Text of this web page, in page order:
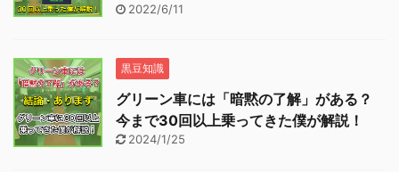
2022/6/11
黒豆知識
グリーン車には「暗黙の了解」がある？
今まで30回以上乗ってきた僕が解説！
2024/1/25